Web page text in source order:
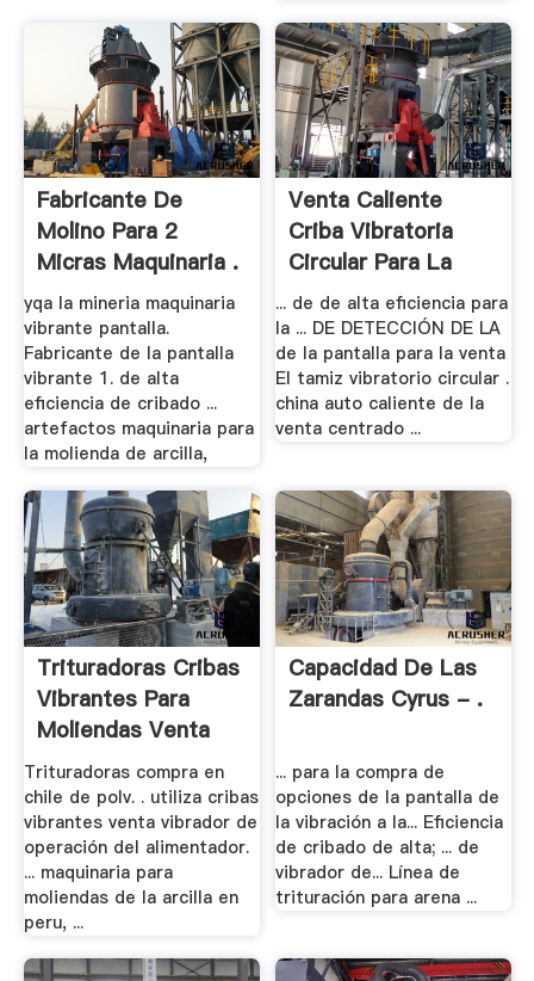
Fabricante De
Molino Para 2
Micras Maquinaria .
yqa la mineria maquinaria
vibrante pantalla.
Fabricante de la pantalla
vibrante 1. de alta
eficiencia de cribado ...
artefactos maquinaria para
la molienda de arcilla,
Venta Caliente
Criba Vibratoria
Circular Para La
Venta
... de de alta eficiencia para
la ... DE DETECCIÓN DE LA
de la pantalla para la venta
El tamiz vibratorio circular .
china auto caliente de la
venta centrado ...
Trituradoras Cribas
Vibrantes Para
Moliendas Venta
Trituradoras compra en
chile de polv. . utiliza cribas
vibrantes venta vibrador de
operación del alimentador.
... maquinaria para
moliendas de la arcilla en
peru, ...
Capacidad De Las
Zarandas Cyrus - .
... para la compra de
opciones de la pantalla de
la vibración a la... Eficiencia
de cribado de alta; ... de
vibrador de... Línea de
trituración para arena ...